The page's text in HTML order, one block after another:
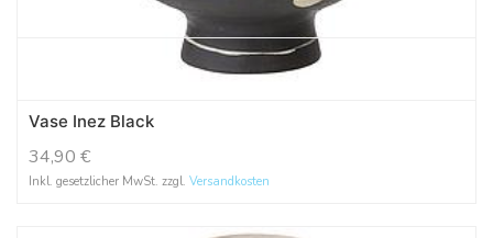
Vase Inez Black
34,90 €
Inkl. gesetzlicher MwSt. zzgl. Versandkosten